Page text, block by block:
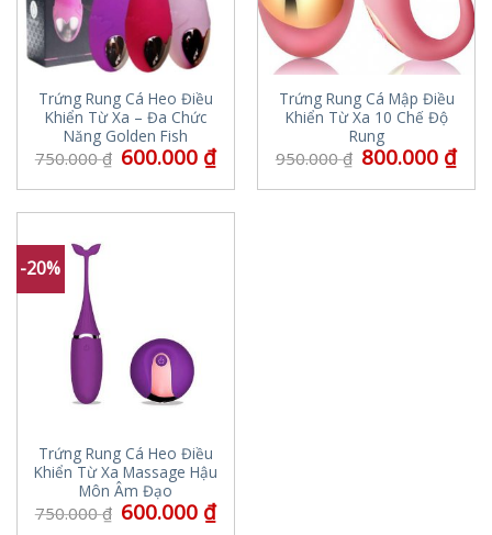
Trứng Rung Cá Heo Điều
Khiển Từ Xa – Đa Chức
Năng Golden Fish
750.000₫ 600.000 ₫
Trứng Rung Cá Mập Điều
Khiển Từ Xa 10 Chế Độ
Rung
950.000₫ 800.000 ₫
-20%
Trứng Rung Cá Heo Điều
Khiển Từ Xa Massage Hậu
Môn Âm Đạo
750.000₫ 600.000 ₫